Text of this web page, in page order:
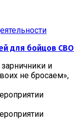
для бойцов СВО
и
не бросаем»,